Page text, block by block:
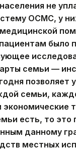
не
ОСМС, у
медицинской
было
семьи —
позволяет
семьи,
экономические
есть, то это
данному
местных